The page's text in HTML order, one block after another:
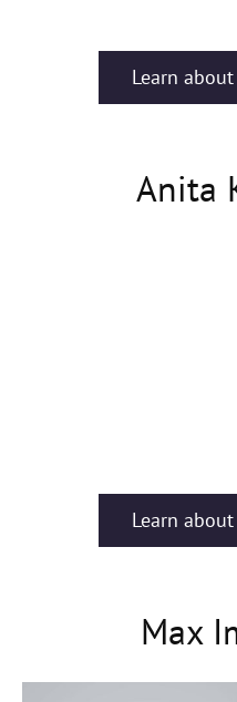
Learn
Anita
Learn
Max